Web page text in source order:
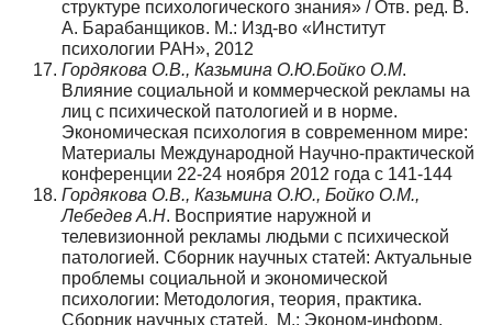
структуре психологического знания» / Отв. ред. В.
А. Барабанщиков. М.: Изд-во «Институт
психологии РАН», 2012
Гордякова О.В., Казьмина О.Ю.Бойко О.М.
Влияние социальной и коммерческой рекламы на
лиц с психической патологией и в норме.
Экономическая психология в современном мире:
Материалы Международной Научно-практической
конференции 22-24 ноября 2012 года с 141-144
Гордякова О.В., Казьмина О.Ю., Бойко О.М.,
Лебедев А.Н. Восприятие наружной и
телевизионной рекламы людьми с психической
патологией. Сборник научных статей: Актуальные
проблемы социальной и экономической
психологии: Методология, теория, практика.
Сборник научных статей. М.: Эконом-информ,